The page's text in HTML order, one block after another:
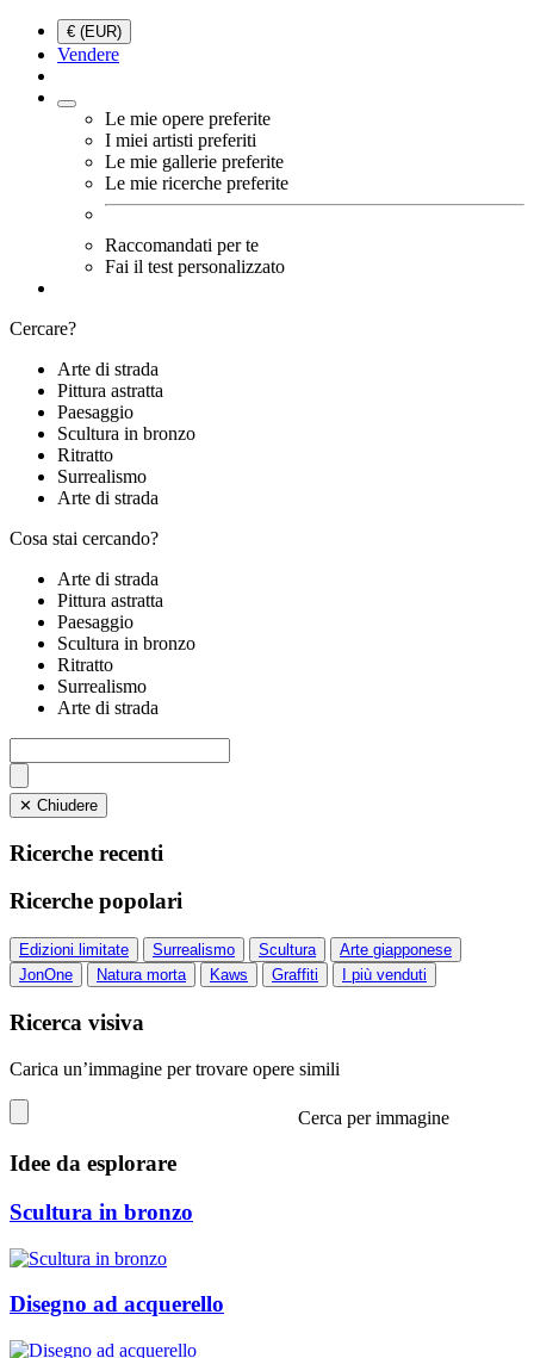
€ (EUR)
Vendere
Le mie opere preferite
I miei artisti preferiti
Le mie gallerie preferite
Le mie ricerche preferite
Raccomandati per te
Fai il test personalizzato
Cercare?
Arte di strada
Pittura astratta
Paesaggio
Scultura in bronzo
Ritratto
Surrealismo
Arte di strada
Cosa stai cercando?
Arte di strada
Pittura astratta
Paesaggio
Scultura in bronzo
Ritratto
Surrealismo
Arte di strada
✕ Chiudere
Ricerche recenti
Ricerche popolari
Edizioni limitate Surrealismo Scultura
Arte giapponese
JonOne
Natura morta Kaws Graffiti I più venduti
Ricerca visiva
Carica un’immagine per trovare opere simili
Cerca per immagine
Idee da esplorare
Scultura in bronzo
Disegno ad acquerello